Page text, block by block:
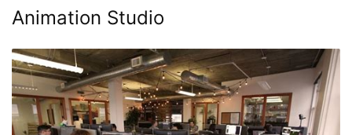
Animation Studio